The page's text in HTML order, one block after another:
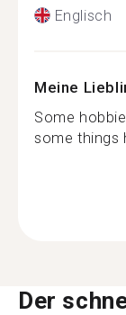
Englisch
Meine
Some
some things
Der